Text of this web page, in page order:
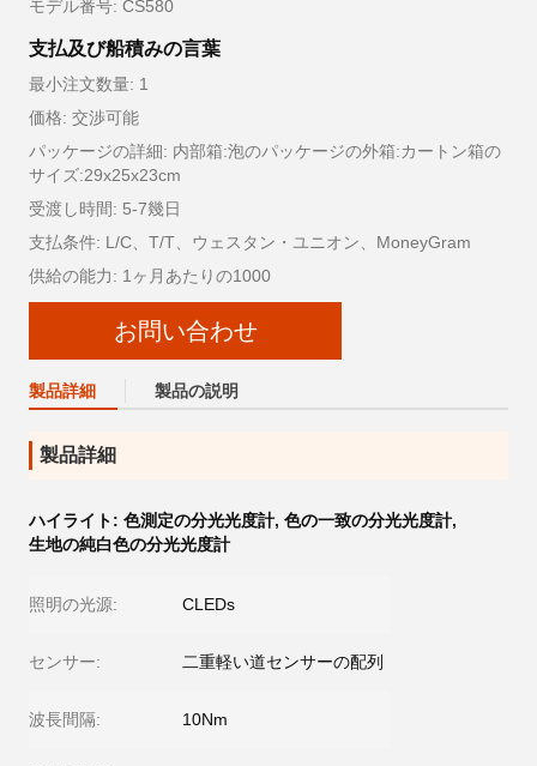
モデル番号: CS580
支払及び船積みの言葉
最小注文数量: 1
価格: 交渉可能
パッケージの詳細: 内部箱:泡のパッケージの外箱:カートン箱の
サイズ:29x25x23cm
受渡し時間: 5-7幾日
支払条件: L/C、T/T、ウェスタン・ユニオン、MoneyGram
供給の能力: 1ヶ月あたりの1000
お問い合わせ
製品詳細 製品の説明
製品詳細
ハイライト: 色測定の分光光度計, 色の一致の分光光度計,
生地の純白色の分光光度計
照明の光源: CLEDs
センサー: 二重軽い道センサーの配列
波長間隔: 10Nm